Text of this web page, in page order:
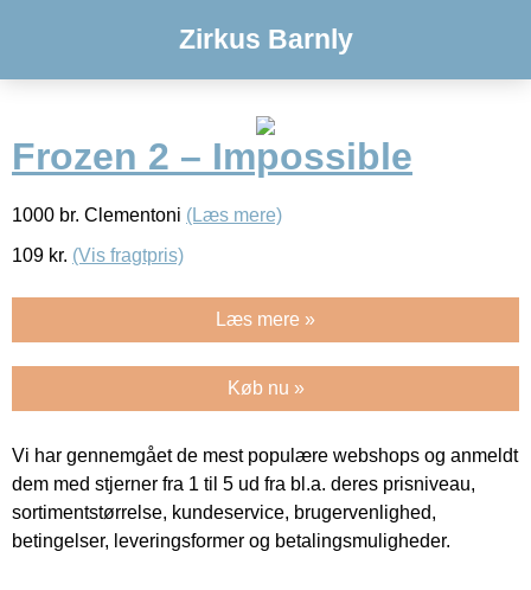
Zirkus Barnly
Frozen 2 – Impossible
1000 br. Clementoni (Læs mere)
109 kr. (Vis fragtpris)
Læs mere »
Køb nu »
Vi har gennemgået de mest populære webshops og anmeldt
dem med stjerner fra 1 til 5 ud fra bl.a. deres prisniveau,
sortimentstørrelse, kundeservice, brugervenlighed,
betingelser, leveringsformer og betalingsmuligheder.